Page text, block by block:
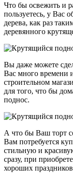
Что бы освежить и
пользуетесь, у Вас
дерева, как раз
деревянного
Вы даже можете
Вас много времени
строительном
для того, что бы
поднос.
А что бы Ваш торт
Вам потребуется
стильную и
сразу, при
хороших